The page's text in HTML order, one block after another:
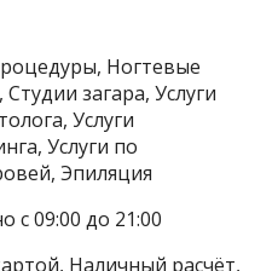
Ногтевые
загара, Услуги
Услуги
Услуги по
Эпиляция
с 09:00 до 21:00
Наличный расчёт,